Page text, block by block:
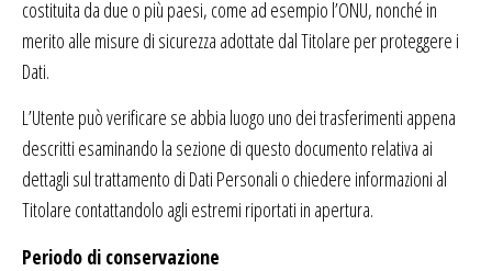
costituita da due o più paesi, come ad esempio l’ONU, nonché in
merito alle misure di sicurezza adottate dal Titolare per proteggere i
Dati.
L’Utente può verificare se abbia luogo uno dei trasferimenti appena
descritti esaminando la sezione di questo documento relativa ai
dettagli sul trattamento di Dati Personali o chiedere informazioni al
Titolare contattandolo agli estremi riportati in apertura.
Periodo di conservazione